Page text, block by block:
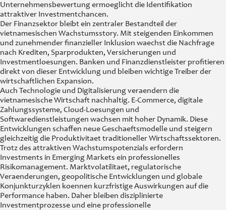
Unternehmensbewertung ermoeglicht die Identifikation
attraktiver Investmentchancen.
Der Finanzsektor bleibt ein zentraler Bestandteil der
vietnamesischen Wachstumsstory. Mit steigenden Einkommen
und zunehmender finanzieller Inklusion waechst die Nachfrage
nach Krediten, Sparprodukten, Versicherungen und
Investmentloesungen. Banken und Finanzdienstleister profitieren
direkt von dieser Entwicklung und bleiben wichtige Treiber der
wirtschaftlichen Expansion.
Auch Technologie und Digitalisierung veraendern die
vietnamesische Wirtschaft nachhaltig. E-Commerce, digitale
Zahlungssysteme, Cloud-Loesungen und
Softwaredienstleistungen wachsen mit hoher Dynamik. Diese
Entwicklungen schaffen neue Geschaeftsmodelle und steigern
gleichzeitig die Produktivitaet traditioneller Wirtschaftssektoren.
Trotz des attraktiven Wachstumspotenzials erfordern
Investments in Emerging Markets ein professionelles
Risikomanagement. Marktvolatilitaet, regulatorische
Veraenderungen, geopolitische Entwicklungen und globale
Konjunkturzyklen koennen kurzfristige Auswirkungen auf die
Performance haben. Daher bleiben disziplinierte
Investmentprozesse und eine professionelle